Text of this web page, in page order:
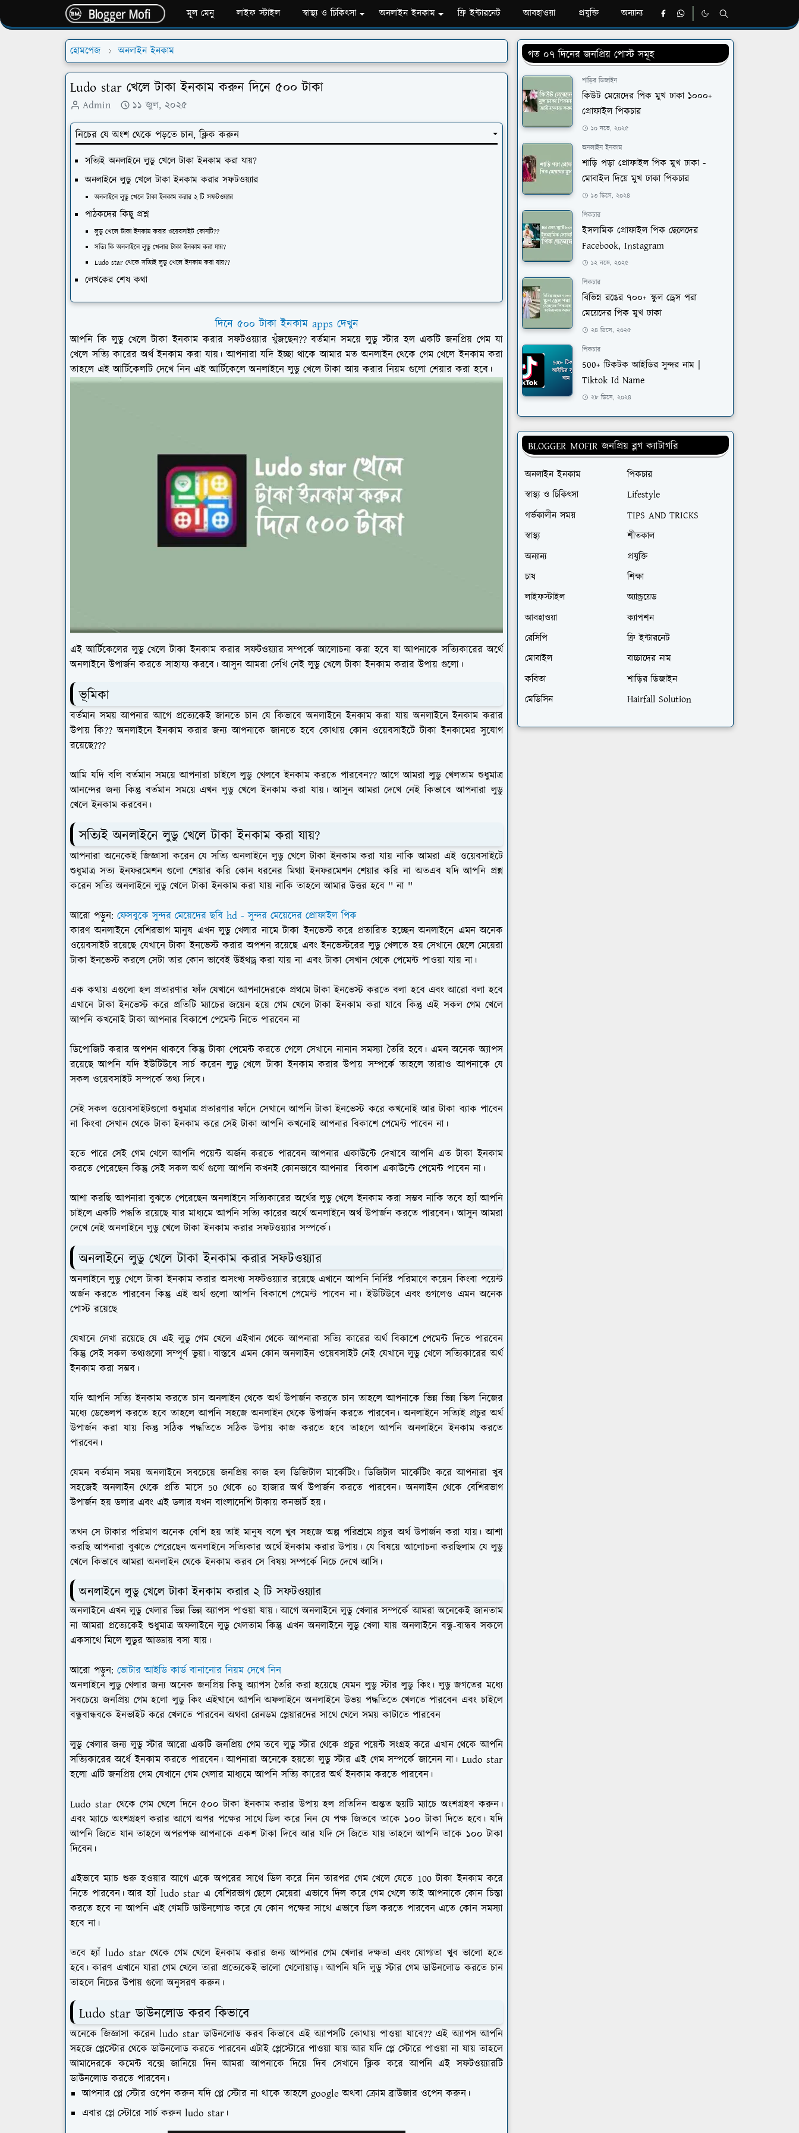
মূল মেনু লাইফ স্টাইল স্বাস্থ্য ও চিকিৎসা অনলাইন ইনকাম ফ্রি ইন্টারনেট আবহাওয়া প্রযুক্তি অন্যান্য
হোমপেজ অনলাইন ইনকাম
Ludo star খেলে টাকা ইনকাম করুন দিনে ৫০০ টাকা
Admin ১১ জুল, ২০২৫
নিচের যে অংশ থেকে পড়তে চান, ক্লিক করুন
সত্যিই অনলাইনে লুডু খেলে টাকা ইনকাম করা যায়?
অনলাইনে লুডু খেলে টাকা ইনকাম করার সফটওয়্যার
অনলাইনে লুডু খেলে টাকা ইনকাম করার ২ টি সফটওয়্যার
পাঠকদের কিছু প্রশ্ন
লুডু খেলে টাকা ইনকাম করার ওয়েবসাইট কোনটি??
সত্যি কি অনলাইনে লুডু খেলার টাকা ইনকাম করা যায়?
Ludo star থেকে সত্যিই লুডু খেলে ইনকাম করা যায়??
লেখকের শেষ কথা
দিনে ৫০০ টাকা ইনকাম apps দেখুন
আপনি কি লুডু খেলে টাকা ইনকাম করার সফটওয়্যার খুঁজছেন?? বর্তমান সময়ে লুডু স্টার হল একটি জনপ্রিয় গেম যা
খেলে সত্যি কারের অর্থ ইনকাম করা যায়। আপনারা যদি ইচ্ছা থাকে আমার মত অনলাইন থেকে গেম খেলে ইনকাম করা
তাহলে এই আর্টিকেলটি দেখে নিন এই আর্টিকেলে অনলাইনে লুডু খেলে টাকা আয় করার নিয়ম গুলো শেয়ার করা হবে।
এই আর্টিকেলের লুডু খেলে টাকা ইনকাম করার সফটওয়্যার সম্পর্কে আলোচনা করা হবে যা আপনাকে সত্যিকারের অর্থে
অনলাইনে উপার্জন করতে সাহায্য করবে। আসুন আমরা দেখি নেই লুডু খেলে টাকা ইনকাম করার উপায় গুলো।
ভূমিকা
বর্তমান সময় আপনার আগে প্রত্যেকেই জানতে চান যে কিভাবে অনলাইনে ইনকাম করা যায় অনলাইনে ইনকাম করার
উপায় কি?? অনলাইনে ইনকাম করার জন্য আপনাকে জানতে হবে কোথায় কোন ওয়েবসাইটে টাকা ইনকামের সুযোগ
রয়েছে???
আমি যদি বলি বর্তমান সময়ে আপনারা চাইলে লুডু খেলবে ইনকাম করতে পারবেন?? আগে আমরা লুডু খেলতাম শুধুমাত্র
আনন্দের জন্য কিন্তু বর্তমান সময়ে এখন লুডু খেলে ইনকাম করা যায়। আসুন আমরা দেখে নেই কিভাবে আপনারা লুডু
খেলে ইনকাম করবেন।
সত্যিই অনলাইনে লুডু খেলে টাকা ইনকাম করা যায়?
আপনারা অনেকেই জিজ্ঞাসা করেন যে সত্যি অনলাইনে লুডু খেলে টাকা ইনকাম করা যায় নাকি আমরা এই ওয়েবসাইটে
শুধুমাত্র সত্য ইনফরমেশন গুলো শেয়ার করি কোন ধরনের মিথ্যা ইনফরমেশন শেয়ার করি না অতএব যদি আপনি প্রশ্ন
করেন সত্যি অনলাইনে লুডু খেলে টাকা ইনকাম করা যায় নাকি তাহলে আমার উত্তর হবে '' না ''
আরো পড়ুন: ফেসবুকে সুন্দর মেয়েদের ছবি hd - সুন্দর মেয়েদের প্রোফাইল পিক
কারণ অনলাইনে বেশিরভাগ মানুষ এখন লুডু খেলার নামে টাকা ইনভেস্ট করে প্রতারিত হচ্ছেন অনলাইনে এমন অনেক
ওয়েবসাইট রয়েছে যেখানে টাকা ইনভেস্ট করার অপশন রয়েছে এবং ইনভেস্টরের লুডু খেলতে হয় সেখানে ছেলে মেয়েরা
টাকা ইনভেস্ট করলে সেটা তার কোন ভাবেই উইথড্র করা যায় না এবং টাকা সেখান থেকে পেমেন্ট পাওয়া যায় না।
এক কথায় এগুলো হল প্রতারণার ফাঁদ যেখানে আপনাদেরকে প্রথমে টাকা ইনভেস্ট করতে বলা হবে এবং আরো বলা হবে
এখানে টাকা ইনভেস্ট করে প্রতিটি ম্যাচের জয়েন হয়ে গেম খেলে টাকা ইনকাম করা যাবে কিন্তু এই সকল গেম খেলে
আপনি কখনোই টাকা আপনার বিকাশে পেমেন্ট নিতে পারবেন না
ডিপোজিট করার অপশন থাকবে কিন্তু টাকা পেমেন্ট করতে গেলে সেখানে নানান সমস্যা তৈরি হবে। এমন অনেক অ্যাপস
রয়েছে আপনি যদি ইউটিউবে সার্চ করেন লুডু খেলে টাকা ইনকাম করার উপায় সম্পর্কে তাহলে তারাও আপনাকে যে
সকল ওয়েবসাইট সম্পর্কে তথ্য দিবে।
সেই সকল ওয়েবসাইটগুলো শুধুমাত্র প্রতারণার ফাঁদে সেখানে আপনি টাকা ইনভেস্ট করে কখনোই আর টাকা ব্যাক পাবেন
না কিংবা সেখান থেকে টাকা ইনকাম করে সেই টাকা আপনি কখনোই আপনার বিকাশে পেমেন্ট পাবেন না।
হতে পারে সেই গেম খেলে আপনি পয়েন্ট অর্জন করতে পারবেন আপনার একাউন্টে দেখাবে আপনি এত টাকা ইনকাম
করতে পেরেছেন কিন্তু সেই সকল অর্থ গুলো আপনি কখনই কোনভাবে আপনার বিকাশ একাউন্টে পেমেন্ট পাবেন না।
আশা করছি আপনারা বুঝতে পেরেছেন অনলাইনে সত্যিকারের অর্থের লুডু খেলে ইনকাম করা সম্ভব নাকি তবে হ্যাঁ আপনি
চাইলে একটি পদ্ধতি রয়েছে যার মাধ্যমে আপনি সত্যি কারের অর্থে অনলাইনে অর্থ উপার্জন করতে পারবেন। আসুন আমরা
দেখে নেই অনলাইনে লুডু খেলে টাকা ইনকাম করার সফটওয়্যার সম্পর্কে।
অনলাইনে লুডু খেলে টাকা ইনকাম করার সফটওয়্যার
অনলাইনে লুডু খেলে টাকা ইনকাম করার অসংখ্য সফটওয়্যার রয়েছে এখানে আপনি নির্দিষ্ট পরিমাণে কয়েন কিংবা পয়েন্ট
অর্জন করতে পারবেন কিন্তু এই অর্থ গুলো আপনি বিকাশে পেমেন্ট পাবেন না। ইউটিউবে এবং গুগলেও এমন অনেক
পোস্ট রয়েছে
যেখানে লেখা রয়েছে যে এই লুডু গেম খেলে এইখান থেকে আপনারা সত্যি কারের অর্থ বিকাশে পেমেন্ট দিতে পারবেন
কিন্তু সেই সকল তথ্যগুলো সম্পূর্ণ ভুয়া। বাস্তবে এমন কোন অনলাইন ওয়েবসাইট নেই যেখানে লুডু খেলে সত্যিকারের অর্থ
ইনকাম করা সম্ভব।
যদি আপনি সত্যি ইনকাম করতে চান অনলাইন থেকে অর্থ উপার্জন করতে চান তাহলে আপনাকে ভিন্ন ভিন্ন স্কিল নিজের
মধ্যে ডেভেলপ করতে হবে তাহলে আপনি সহজে অনলাইন থেকে উপার্জন করতে পারবেন। অনলাইনে সত্যিই প্রচুর অর্থ
উপার্জন করা যায় কিন্তু সঠিক পদ্ধতিতে সঠিক উপায় কাজ করতে হবে তাহলে আপনি অনলাইনে ইনকাম করতে
পারবেন।
যেমন বর্তমান সময় অনলাইনে সবচেয়ে জনপ্রিয় কাজ হল ডিজিটাল মার্কেটিং। ডিজিটাল মার্কেটিং করে আপনারা খুব
সহজেই অনলাইন থেকে প্রতি মাসে 50 থেকে 60 হাজার অর্থ উপার্জন করতে পারবেন। অনলাইন থেকে বেশিরভাগ
উপার্জন হয় ডলার এবং এই ডলার যখন বাংলাদেশি টাকায় কনভার্ট হয়।
তখন সে টাকার পরিমাণ অনেক বেশি হয় তাই মানুষ বলে খুব সহজে অল্প পরিশ্রমে প্রচুর অর্থ উপার্জন করা যায়। আশা
করছি আপনারা বুঝতে পেরেছেন অনলাইনে সত্যিকার অর্থে ইনকাম করার উপায়। যে বিষয়ে আলোচনা করছিলাম যে লুডু
খেলে কিভাবে আমরা অনলাইন থেকে ইনকাম করব সে বিষয় সম্পর্কে নিচে দেখে আসি।
অনলাইনে লুডু খেলে টাকা ইনকাম করার ২ টি সফটওয়্যার
অনলাইনে এখন লুডু খেলার ভিন্ন ভিন্ন অ্যাপস পাওয়া যায়। আগে অনলাইনে লুডু খেলার সম্পর্কে আমরা অনেকেই জানতাম
না আমরা প্রত্যেকেই শুধুমাত্র অফলাইনে লুডু খেলতাম কিন্তু এখন অনলাইনে লুডু খেলা যায় অনলাইনে বন্ধু-বান্ধব সকলে
একসাথে মিলে লুডুর আড্ডায় বসা যায়।
আরো পড়ুন: ভোটার আইডি কার্ড বানানোর নিয়ম দেখে নিন
অনলাইনে লুডু খেলার জন্য অনেক জনপ্রিয় কিছু অ্যাপস তৈরি করা হয়েছে যেমন লুডু স্টার লুডু কিং। লুডু জগতের মধ্যে
সবচেয়ে জনপ্রিয় গেম হলো লুডু কিং এইখানে আপনি অফলাইনে অনলাইনে উভয় পদ্ধতিতে খেলতে পারবেন এবং চাইলে
বন্ধুবান্ধবকে ইনভাইট করে খেলতে পারবেন অথবা রেনডম প্লেয়ারদের সাথে খেলে সময় কাটাতে পারবেন
লুডু খেলার জন্য লুডু স্টার আরো একটি জনপ্রিয় গেম তবে লুডু স্টার থেকে প্রচুর পয়েন্ট সংগ্রহ করে এখান থেকে আপনি
সত্যিকারের অর্ধে ইনকাম করতে পারবেন। আপনারা অনেকে হয়তো লুডু স্টার এই গেম সম্পর্কে জানেন না। Ludo star
হলো এটি জনপ্রিয় গেম যেখানে গেম খেলার মাধ্যমে আপনি সত্যি কারের অর্থ ইনকাম করতে পারবেন।
Ludo star থেকে গেম খেলে দিনে ৫০০ টাকা ইনকাম করার উপায় হল প্রতিদিন অন্তত ছয়টি ম্যাচে অংশগ্রহণ করুন।
এবং ম্যাচে অংশগ্রহণ করার আগে অপর পক্ষের সাথে ডিল করে নিন যে পক্ষ জিতবে তাকে ১০০ টাকা দিতে হবে। যদি
আপনি জিতে যান তাহলে অপরপক্ষ আপনাকে একশ টাকা দিবে আর যদি সে জিতে যায় তাহলে আপনি তাকে ১০০ টাকা
দিবেন।
এইভাবে ম্যাচ শুরু হওয়ার আগে একে অপরের সাথে ডিল করে নিন তারপর গেম খেলে যেতে 100 টাকা ইনকাম করে
নিতে পারবেন। আর হ্যাঁ ludo star এ বেশিরভাগ ছেলে মেয়েরা এভাবে দিল করে গেম খেলে তাই আপনাকে কোন চিন্তা
করতে হবে না আপনি এই গেমটি ডাউনলোড করে যে কোন পক্ষের সাথে এভাবে ডিল করতে পারবেন এতে কোন সমস্যা
হবে না।
তবে হ্যাঁ ludo star থেকে গেম খেলে ইনকাম করার জন্য আপনার গেম খেলার দক্ষতা এবং যোগ্যতা খুব ভালো হতে
হবে। কারণ এখানে যারা গেম খেলে তারা প্রত্যেকেই ভালো খেলোয়াড়। আপনি যদি লুডু স্টার গেম ডাউনলোড করতে চান
তাহলে নিচের উপায় গুলো অনুসরণ করুন।
Ludo star ডাউনলোড করব কিভাবে
অনেকে জিজ্ঞাসা করেন ludo star ডাউনলোড করব কিভাবে এই অ্যাপসটি কোথায় পাওয়া যাবে?? এই অ্যাপস আপনি
সহজে প্লেস্টোর থেকে ডাউনলোড করতে পারবেন এটাই প্লেস্টোরে পাওয়া যায় আর যদি প্লে স্টোরে পাওয়া না যায় তাহলে
আমাদেরকে কমেন্ট বক্সে জানিয়ে দিন আমরা আপনাকে দিয়ে দিব সেখানে ক্লিক করে আপনি এই সফটওয়্যারটি
ডাউনলোড করতে পারবেন।
আপনার প্লে স্টোর ওপেন করুন যদি প্লে স্টোর না থাকে তাহলে google অথবা ক্রোম ব্রাউজার ওপেন করুন।
এবার প্লে স্টোরে সার্চ করুন ludo star।
গত ০৭ দিনের জনপ্রিয় পোস্ট সমূহ
শাড়ির ডিজাইন
কিউট মেয়েদের পিক মুখ ঢাকা ১০০০+
প্রোফাইল পিকচার
১০ নভে, ২০২৫
অনলাইন ইনকাম
শাড়ি পড়া প্রোফাইল পিক মুখ ঢাকা -
মোবাইল দিয়ে মুখ ঢাকা পিকচার
১৩ ডিসে, ২০২৪
পিকচার
ইসলামিক প্রোফাইল পিক ছেলেদের
Facebook, Instagram
১২ নভে, ২০২৫
পিকচার
বিভিন্ন রঙের ৭০০+ স্কুল ড্রেস পরা
মেয়েদের পিক মুখ ঢাকা
২৪ ডিসে, ২০২৫
পিকচার
500+ টিকটক আইডির সুন্দর নাম |
Tiktok Id Name
২৮ ডিসে, ২০২৪
BLOGGER MOFIR জনপ্রিয় ব্লগ ক্যাটাগরি
অনলাইন ইনকাম
পিকচার
স্বাস্থ্য ও চিকিৎসা
Lifestyle
গর্ভকালীন সময়
TIPS AND TRICKS
স্বাস্থ্য
শীতকাল
অন্যান্য
প্রযুক্তি
চাষ
শিক্ষা
লাইফস্টাইল
অ্যান্ড্রয়েড
আবহাওয়া
ক্যাপশন
রেসিপি
ফ্রি ইন্টারনেট
মোবাইল
বাচ্চাদের নাম
কবিতা
শাড়ির ডিজাইন
মেডিসিন
Hairfall Solution